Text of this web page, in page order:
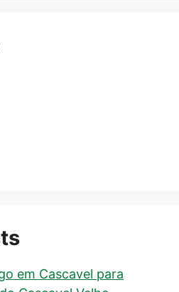
em Cascavel para